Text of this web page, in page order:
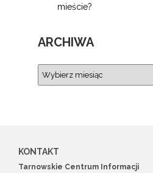
mieście?
ARCHIWA
KONTAKT
Tarnowskie Centrum Informacji